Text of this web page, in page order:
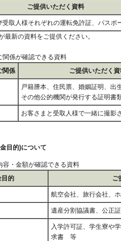
ご提供いただく資料
受取人様それぞれの運転免許証、パス
新の資料をご提供ください。
関係が確認できる資料
関係
ご提供いただく資
戸籍謄本、住民票、婚姻証明、出
その他公的機関が発行する証明
お客さまと受取人様で一緒に撮影
目的)について
容・金額が確認できる資料
目的
ご
航空会社、旅行会社、
遺産分割協議書、公正
入学許可証、学生寮や
求書 等